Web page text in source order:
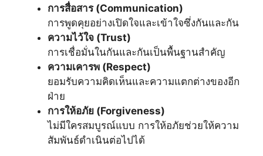
การสื่อสาร (Communication)
การพูดคุยอย่างเปิดใจและเข้าใจซึ่งกันและกัน
ความไว้ใจ (Trust)
การเชื่อมั่นในกันและกันเป็นพื้นฐานสำคัญ
ความเคารพ (Respect)
ยอมรับความคิดเห็นและความแตกต่างของอีก
ฝ่าย
การให้อภัย (Forgiveness)
ไม่มีใครสมบูรณ์แบบ การให้อภัยช่วยให้ความ
สัมพันธ์ดำเนินต่อไปได้